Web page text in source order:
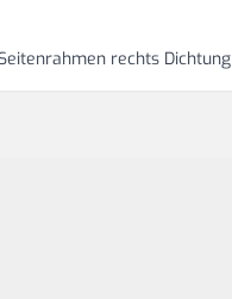
rechts Dichtung